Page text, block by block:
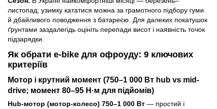
листопад; узимку кататися можна за грамотного підбору гуми
й дбайливого поводження з батареєю. Для далеких покатушок
ґрунтами заздалегідь оцініть перепади висот і наявність точок
підзарядки.
Як обрати e-bike для офроуду: 9 ключових
критеріїв
Мотор і крутний момент (750–1 000 Вт hub vs mid-
drive; момент 80–95 Н·м для підйомів)
Hub-мотор (мотор-колесо) 750–1 000 Вт — простий і